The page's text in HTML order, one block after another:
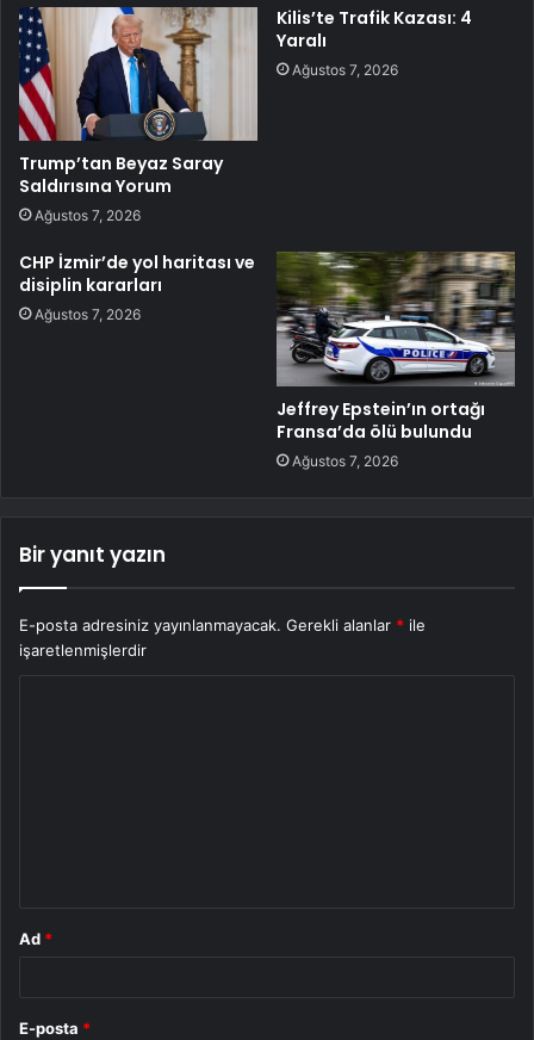
Trump’tan Beyaz Saray
Saldırısına Yorum
Ağustos 7, 2026
Kilis’te Trafik Kazası: 4
Yaralı
Ağustos 7, 2026
CHP İzmir’de yol haritası ve
disiplin kararları
Ağustos 7, 2026
Jeffrey Epstein’ın ortağı
Fransa’da ölü bulundu
Ağustos 7, 2026
Bir yanıt yazın
E-posta adresiniz yayınlanmayacak. Gerekli alanlar * ile
işaretlenmişlerdir
Ad *
E-posta *